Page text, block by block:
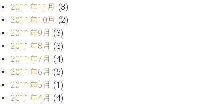
2011年11月 (3)
2011年10月 (2)
2011年9月 (3)
2011年8月 (3)
2011年7月 (4)
2011年6月 (5)
2011年5月 (1)
2011年4月 (4)